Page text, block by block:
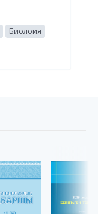
Биолоия